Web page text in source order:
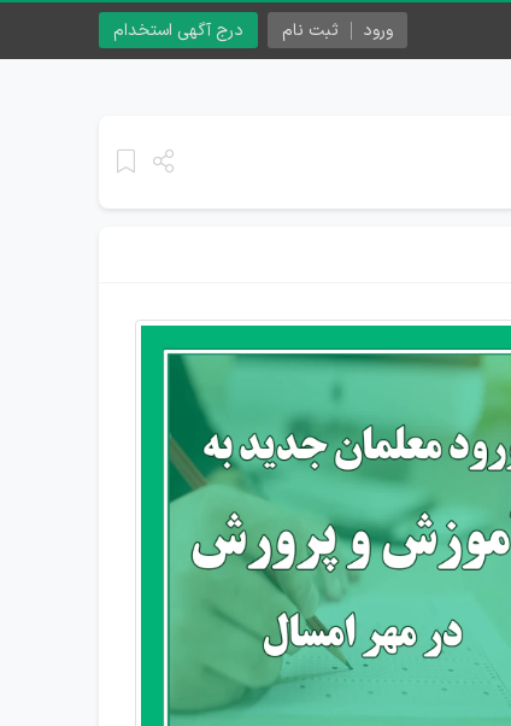
درج آگهی استخدام ورود ثبت نام